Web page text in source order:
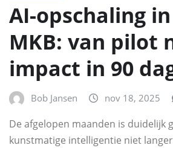
AI-opschaling
MKB: van pilot
impact in 90
Bob Jansen nov 18, 2025
De afgelopen maanden is duidelijk
kunstmatige intelligentie niet